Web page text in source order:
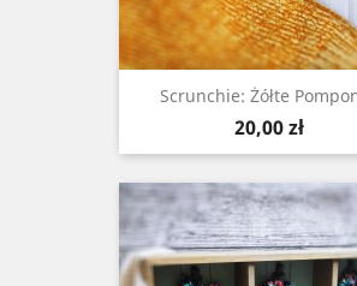
Scrunchie: Żółte
Cena
20,00 zł